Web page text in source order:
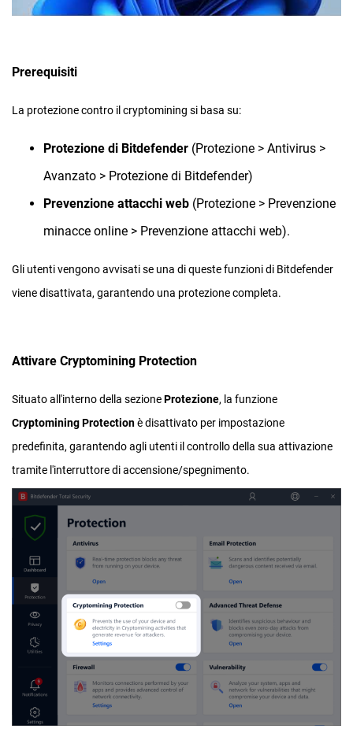
Prerequisiti
La protezione contro il cryptomining si basa su:
Protezione di Bitdefender (Protezione > Antivirus >
Avanzato > Protezione di Bitdefender)
Prevenzione attacchi web (Protezione > Prevenzione
minacce online > Prevenzione attacchi web).
Gli utenti vengono avvisati se una di queste funzioni di Bitdefender
viene disattivata, garantendo una protezione completa.
Attivare Cryptomining Protection
Situato all'interno della sezioneProtezione, la funzione
Cryptomining Protectionè disattivato per impostazione
predefinita, garantendo agli utenti il controllo della sua attivazione
tramite l'interruttore di accensione/spegnimento.